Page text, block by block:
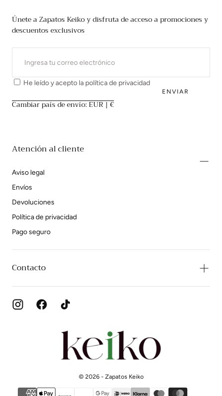
Únete a Zapatos Keiko y disfruta de acceso a promociones y
descuentos exclusivos
CORREO
He leído y acepto la política de privacidad
ENVIAR
Cambiar país de envío: EUR | €
Atención al cliente
Aviso legal
Envíos
Devoluciones
Política de privacidad
Pago seguro
Contacto
© 2026 - Zapatos Keiko
{"title"=>"Métodos